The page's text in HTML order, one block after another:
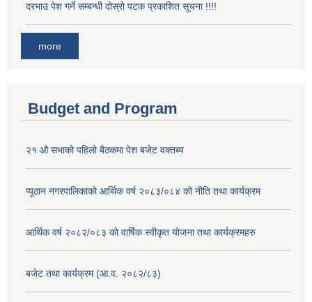
दरभाउ पेश गर्ने सम्बन्धी दोस्रो पटक प्रकाशित सूचना !!!!
more
Budget and Program
२१ औ सभाको पहिलो बैठकमा पेश बजेट वक्तब्य
प्यूठान नगरपालिकाको आर्थिक वर्ष २०८३/०८४ को नीति तथा कार्यक्रम
आर्थिक वर्ष २०८२/०८३ को वार्षिक स्वीकृत योजना तथा कार्यक्रमहरु
बजेट तथा कार्यक्रम (आ.व. २०८२/८३)